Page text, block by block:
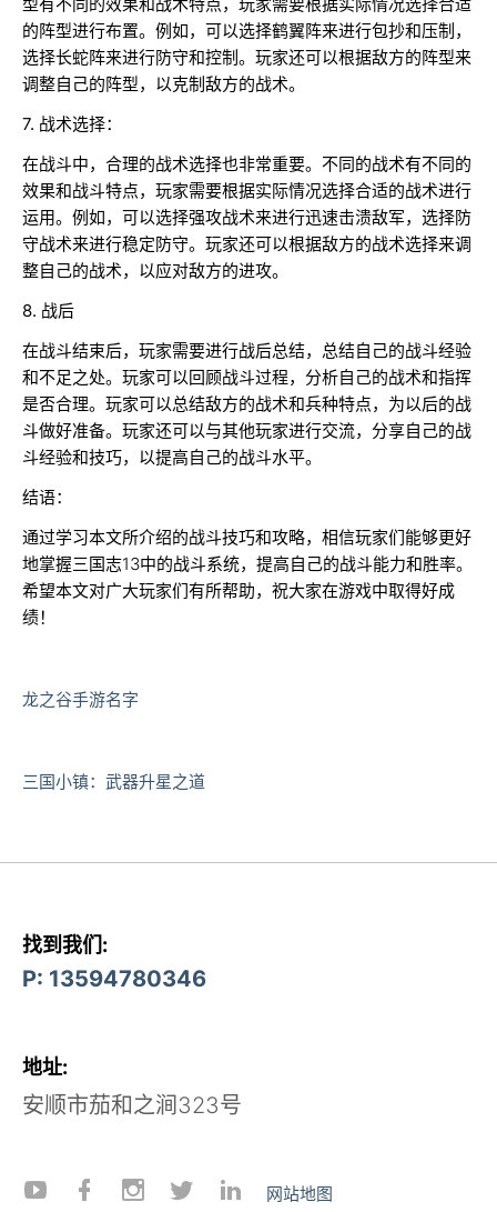
型有不同的效果和战术特点，玩家需要根据实际情况选择合适
的阵型进行布置。例如，可以选择鹤翼阵来进行包抄和压制，
选择长蛇阵来进行防守和控制。玩家还可以根据敌方的阵型来
调整自己的阵型，以克制敌方的战术。
7. 战术选择：
在战斗中，合理的战术选择也非常重要。不同的战术有不同的
效果和战斗特点，玩家需要根据实际情况选择合适的战术进行
运用。例如，可以选择强攻战术来进行迅速击溃敌军，选择防
守战术来进行稳定防守。玩家还可以根据敌方的战术选择来调
整自己的战术，以应对敌方的进攻。
8. 战后
在战斗结束后，玩家需要进行战后总结，总结自己的战斗经验
和不足之处。玩家可以回顾战斗过程，分析自己的战术和指挥
是否合理。玩家可以总结敌方的战术和兵种特点，为以后的战
斗做好准备。玩家还可以与其他玩家进行交流，分享自己的战
斗经验和技巧，以提高自己的战斗水平。
结语：
通过学习本文所介绍的战斗技巧和攻略，相信玩家们能够更好
地掌握三国志13中的战斗系统，提高自己的战斗能力和胜率。
希望本文对广大玩家们有所帮助，祝大家在游戏中取得好成
绩！
龙之谷手游名字
三国小镇：武器升星之道
找到我们:
P: 13594780346
地址:
安顺市茄和之涧323号
网站地图